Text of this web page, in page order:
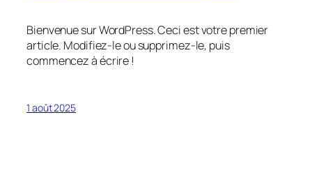
Bienvenue sur WordPress. Ceci est votre premier
article. Modifiez-le ou supprimez-le, puis
commencez à écrire !
1 août 2025